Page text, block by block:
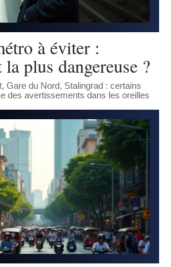
à éviter :
plus dangereuse ?
Gare du Nord, Stalingrad : certains
des avertissements dans les oreilles